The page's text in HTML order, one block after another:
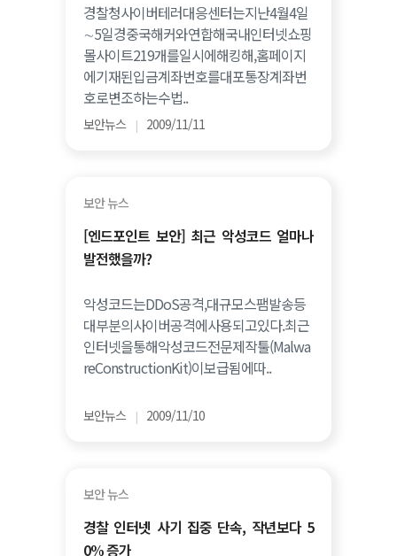
경찰청사이버테러대응센터는지난4월4일
∼5일경중국해커와연합해국내인터넷쇼핑
몰사이트219개를일시에해킹해,홈페이지
에기재된입금계좌번호를대포통장계좌번
호로변조하는수법..
보안뉴스 | 2009/11/11
보안 뉴스
[엔드포인트 보안] 최근 악성코드 얼마나
발전했을까?
악성코드는DDoS공격,대규모스팸발송등
대부분의사이버공격에사용되고있다.최근
인터넷을통해악성코드전문제작툴(Malwa
reConstructionKit)이보급됨에따..
보안뉴스 | 2009/11/10
보안 뉴스
경찰 인터넷 사기 집중 단속, 작년보다 5
0% 증가